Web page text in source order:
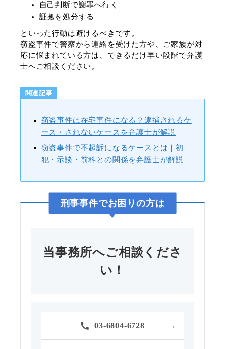
自己判断で謝罪へ行く
証拠を処分する
といった行動は避けるべきです。
窃盗事件で警察から連絡を受けた方や、ご家族が対
応に悩まれている方は、できるだけ早い段階で弁護
士へご相談ください。
関連記事
窃盗事件は在宅事件になる？逮捕されるケ
ース・されないケースを弁護士が解説
窃盗事件で不起訴になるケースとは｜初
犯・示談・前科との関係を弁護士が解説
刑事事件でお困りの方は
当事務所へご相談くださ
い！
03-6804-6728 →